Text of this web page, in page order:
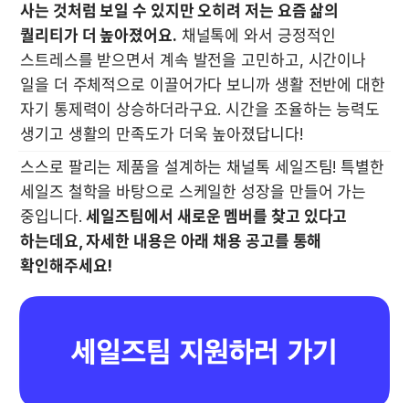
사는 것처럼 보일 수 있지만 오히려 저는 요즘 삶의
퀄리티가 더 높아졌어요. 채널톡에 와서 긍정적인
스트레스를 받으면서 계속 발전을 고민하고, 시간이나
일을 더 주체적으로 이끌어가다 보니까 생활 전반에 대한
자기 통제력이 상승하더라구요. 시간을 조율하는 능력도
생기고 생활의 만족도가 더욱 높아졌답니다!
스스로 팔리는 제품을 설계하는 채널톡 세일즈팀! 특별한
세일즈 철학을 바탕으로 스케일한 성장을 만들어 가는
중입니다. 세일즈팀에서 새로운 멤버를 찾고 있다고
하는데요, 자세한 내용은 아래 채용 공고를 통해
확인해주세요!